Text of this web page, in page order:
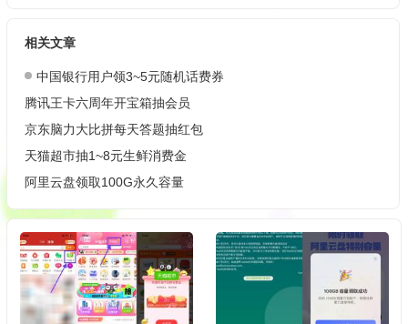
相关文章
中国银行用户领3~5元随机话费券
腾讯王卡六周年开宝箱抽会员
京东脑力大比拼每天答题抽红包
天猫超市抽1~8元生鲜消费金
阿里云盘领取100G永久容量